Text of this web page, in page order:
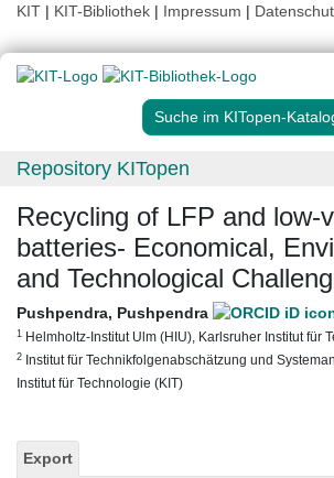
KIT | KIT-Bibliothek | Impressum |
Suche im KITopen-
Repository KITopen
Recycling of LFP and low-
batteries- Economical,
and Technological
Pushpendra, Pushpendra
1 Helmholtz-Institut Ulm (HIU), Karlsruher Institut für
2 Institut für Technikfolgenabschätzung und
Institut für Technologie (KIT)
Export